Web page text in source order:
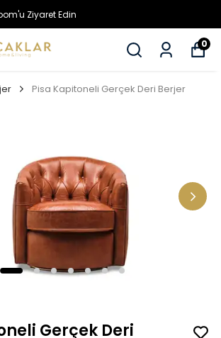
Ziyaret Edin
0
Pisa Kapitoneli Gerçek Deri Berjer
Gerçek Deri